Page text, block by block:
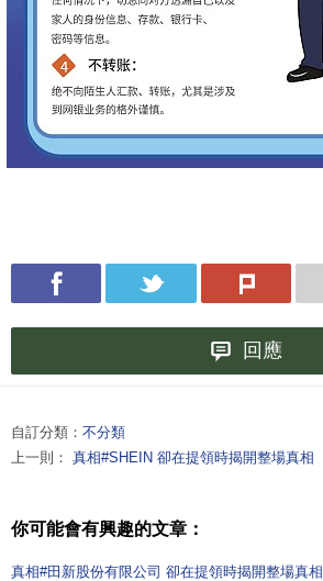
回應
自訂分類： 不分類
上一則： 真相#SHEIN 卻在提領時揭開整場真相
你可能會有興趣的文章：
真相#田新股份有限公司 卻在提領時揭開整場真相